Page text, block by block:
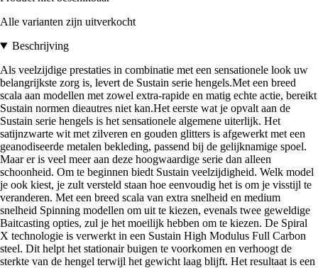
Alle varianten zijn uitverkocht
Beschrijving
Als veelzijdige prestaties in combinatie met een sensationele look uw
belangrijkste zorg is, levert de Sustain serie hengels.Met een breed
scala aan modellen met zowel extra-rapide en matig echte actie, bereikt
Sustain normen dieautres niet kan.Het eerste wat je opvalt aan de
Sustain serie hengels is het sensationele algemene uiterlijk. Het
satijnzwarte wit met zilveren en gouden glitters is afgewerkt met een
geanodiseerde metalen bekleding, passend bij de gelijknamige spoel.
Maar er is veel meer aan deze hoogwaardige serie dan alleen
schoonheid. Om te beginnen biedt Sustain veelzijdigheid. Welk model
je ook kiest, je zult versteld staan hoe eenvoudig het is om je visstijl te
veranderen. Met een breed scala van extra snelheid en medium
snelheid Spinning modellen om uit te kiezen, evenals twee geweldige
Baitcasting opties, zul je het moeilijk hebben om te kiezen. De Spiral
X technologie is verwerkt in een Sustain High Modulus Full Carbon
steel. Dit helpt het stationair buigen te voorkomen en verhoogt de
sterkte van de hengel terwijl het gewicht laag blijft. Het resultaat is een